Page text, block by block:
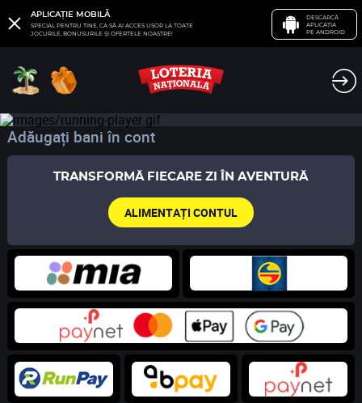
APLICAȚIE MOBILĂ
SPECIAL PENTRU TINE, CA SĂ AI ACCES UȘOR LA TOATE
JOCURILE, BONUSURILE ȘI OFERTELE NOASTRE!
DESCARCĂ
APLICAȚIA
PE ANDROID
Adăugați bani în cont
TRANSFORMĂ FIECARE ZI ÎN AVENTURĂ
ALIMENTAȚI CONTUL